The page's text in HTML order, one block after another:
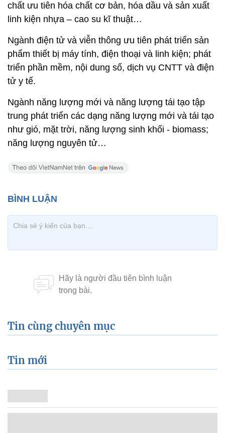
chất ưu tiên hóa chất cơ bản, hóa dầu và sản xuất
linh kiện nhựa – cao su kĩ thuật…
Ngành điện tử và viễn thông ưu tiên phát triển sản
phẩm thiết bị máy tính, điện thoại và linh kiện; phát
triển phần mềm, nội dung số, dịch vụ CNTT và điện
tử y tế.
Ngành năng lượng mới và năng lượng tái tạo tập
trung phát triển các dạng năng lượng mới và tái tạo
như gió, mặt trời, năng lượng sinh khối - biomass;
năng lượng nguyên tử…
Tin cùng chuyên mục
Tin mới